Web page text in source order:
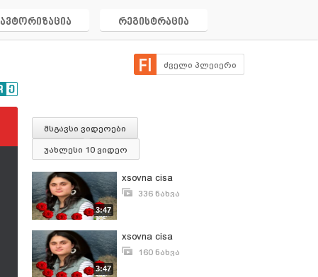
ავტორიზაცია რეგისტრაცია
ძველი პლეიერი
მსგავსი ვიდეოები
უახლესი 10 ვიდეო
3:47
xsovna cisa
336 ნახვა
3:47
xsovna cisa
160 ნახვა